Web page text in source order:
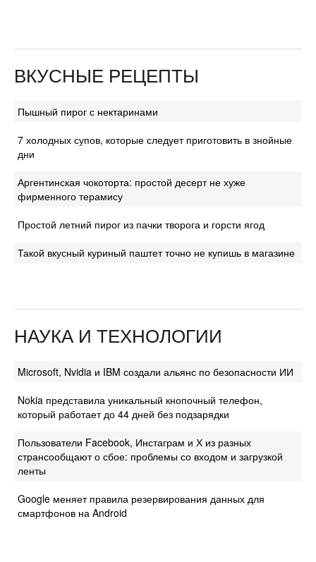
ВКУСНЫЕ РЕЦЕПТЫ
Пышный пирог с нектаринами
7 холодных супов, которые следует приготовить в знойные
дни
Аргентинская чокоторта: простой десерт не хуже
фирменного терамису
Простой летний пирог из пачки творога и горсти ягод
Такой вкусный куриный паштет точно не купишь в магазине
НАУКА И ТЕХНОЛОГИИ
Microsoft, Nvidia и IBM создали альянс по безопасности ИИ
Nokia представила уникальный кнопочный телефон,
который работает до 44 дней без подзарядки
Пользователи Facebook, Инстаграм и Х из разных
странсообщают о сбое: проблемы со входом и загрузкой
ленты
Google меняет правила резервирования данных для
смартфонов на Android